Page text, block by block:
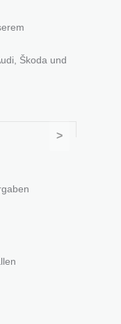
Škoda und
>